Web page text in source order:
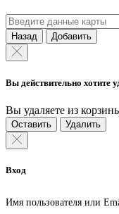
Назад Добавить
Вы действительно хотите
Вы удаляете из
Оставить Удалить
Вход
Имя пользователя или